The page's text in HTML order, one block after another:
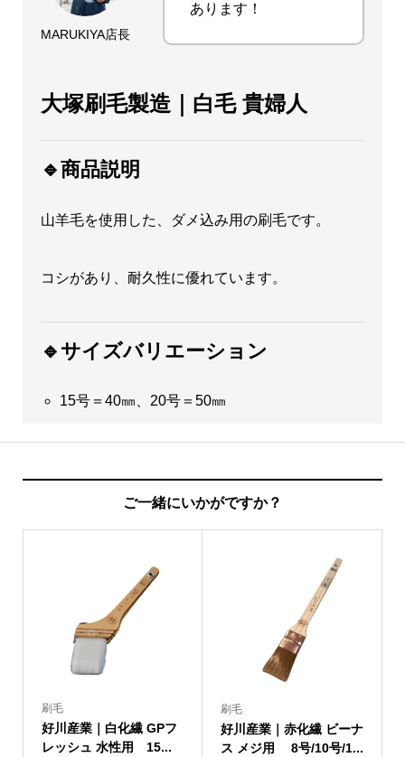
MARUKIYA店長
あります！
大塚刷毛製造｜白毛 貴婦人
🔹商品説明
山羊毛を使用した、ダメ込み用の刷毛です。
コシがあり、耐久性に優れています。
🔹サイズバリエーション
15号＝40㎜、20号＝50㎜
ご一緒にいかがですか？
刷毛
好川産業｜白化繊 GPフ
レッシュ 水性用 15...
刷毛
好川産業｜赤化繊 ビーナ
ス メジ用 8号/10号/1...